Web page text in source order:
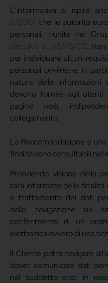
L'informativa si ispira
2/2001 che le autorità
personali, riunite nel
direttiva n. 95/46/CE,
per individuare alcuni
personali on-line, e, in
natura delle
devono fornire agli utenti
pagine
web,
collegamento.
La Raccomandazione e
finalità sono consultabili nel
Prendendo visione della
sarà informato delle
e trattamento dei dati
della navigazione sul
conferimento di un
elettronica ovvero di una
Il Cliente potrà navigare
dover comunicare dati
nel suddetto sito, in